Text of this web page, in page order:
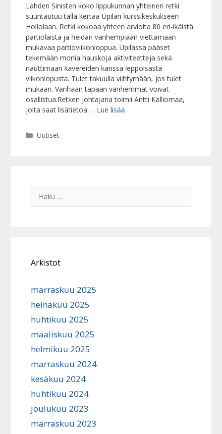
Lahden Sinisten koko lippukunnan yhteinen retki
suuntautuu tällä kertaa Upilan kurssikeskukseen
Hollolaan. Retki kokoaa yhteen arviolta 80 eri-ikäistä
partiolaista ja heidän vanhempiaan viettämään
mukavaa partioviikonloppua. Upilassa pääset
tekemään monia hauskoja aktiviteetteja sekä
nauttimaan kavereiden kanssa leppoisasta
viikonlopusta. Tulet takuulla viihtymään, jos tulet
mukaan. Vanhaan tapaan vanhemmat voivat
osallistua.Retken johtajana toimii Antti Kalliomaa,
jolta saat lisätietoa … Lue lisää
Kategoriat
Uutiset
Haku:
Arkistot
marraskuu 2025
heinäkuu 2025
huhtikuu 2025
maaliskuu 2025
helmikuu 2025
marraskuu 2024
kesäkuu 2024
huhtikuu 2024
joulukuu 2023
marraskuu 2023